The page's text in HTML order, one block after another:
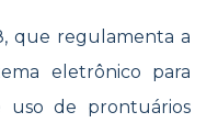
que regulamenta a
eletrônico para
uso de prontuários